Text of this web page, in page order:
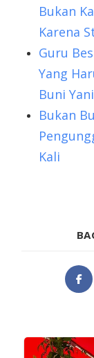
Bukan
Karena
Guru
Yang
Buni Yani
Bukan
Kali